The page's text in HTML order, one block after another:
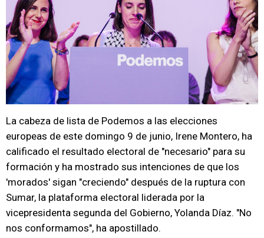
La cabeza de lista de Podemos a las elecciones
europeas de este domingo 9 de junio, Irene Montero, ha
calificado el resultado electoral de "necesario" para su
formación y ha mostrado sus intenciones de que los
'morados' sigan "creciendo" después de la ruptura con
Sumar, la plataforma electoral liderada por la
vicepresidenta segunda del Gobierno, Yolanda Díaz. "No
nos conformamos", ha apostillado.